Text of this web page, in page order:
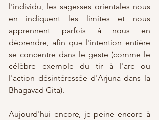
l'individu, les sagesses orientales nous
en indiquent les limites et nous
apprennent parfois à nous en
déprendre, afin que l'intention entière
se concentre dans le geste (comme le
célèbre exemple du tir à l'arc ou
l'action désintéressée d'Arjuna dans la
Bhagavad Gita).
Aujourd'hui encore, je peine encore à